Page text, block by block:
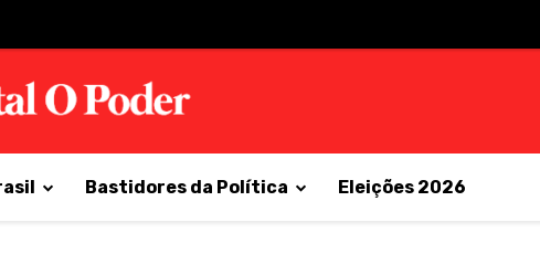
Bastidores da Política Eleições 2026